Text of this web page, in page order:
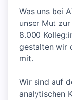
Was uns bei
unser Mut
8.000
gestalten wir
mit.
Wir sind auf
analytischen